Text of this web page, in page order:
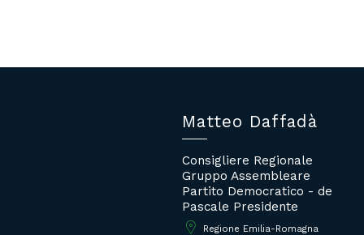
Matteo Daffadà
Consigliere Regionale
Gruppo Assembleare
Partito Democratico - de
Pascale Presidente
Regione Emilia-Romagna